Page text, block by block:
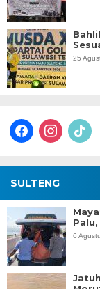
25
facebookinstagram
tiktok
SULTENG
6